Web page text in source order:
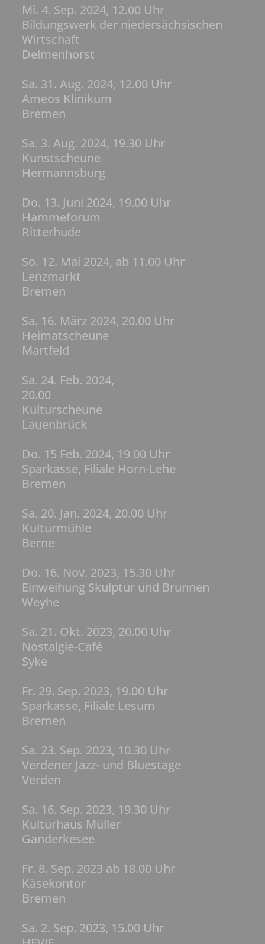
Mi. 4. Sep. 2024, 12.00 Uhr
Bildungswerk der niedersächsischen
Wirtschaft
Delmenhorst
Sa. 31. Aug. 2024, 12.00 Uhr
Ameos Klinikum
Bremen
Sa. 3. Aug. 2024, 19.30 Uhr
Kunstscheune
Hermannsburg
Do. 13. Juni 2024, 19.00 Uhr
Hammeforum
Ritterhude
So. 12. Mai 2024, ab 11.00 Uhr
Lenzmarkt
Bremen
Sa. 16. März 2024, 20.00 Uhr
Heimatscheune
Martfeld
Sa. 24. Feb. 2024,
20.00
Kulturscheune
Lauenbrück
Do. 15 Feb. 2024, 19.00 Uhr
Sparkasse, Filiale Horn-Lehe
Bremen
Sa. 20. Jan. 2024, 20.00 Uhr
Kulturmühle
Berne
Do. 16. Nov. 2023, 15.30 Uhr
Einweihung Skulptur und Brunnen
Weyhe
Sa. 21. Okt. 2023, 20.00 Uhr
Nostalgie-Café
Syke
Fr. 29. Sep. 2023, 19.00 Uhr
Sparkasse, Filiale Lesum
Bremen
Sa. 23. Sep. 2023, 10.30 Uhr
Verdener Jazz- und Bluestage
Verden
Sa. 16. Sep. 2023, 19.30 Uhr
Kulturhaus Müller
Ganderkesee
Fr. 8. Sep. 2023 ab 18.00 Uhr
Käsekontor
Bremen
Sa. 2. Sep. 2023, 15.00 Uhr